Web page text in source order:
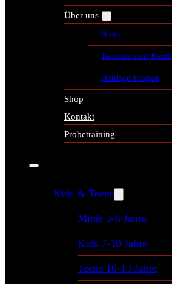
Über uns
News
Termine und
Häufige Fragen
Shop
Kontakt
Probetraining
Kids & Teens
Minis 3-6 Jahre
Kids 7-10 Jahre
Teens 10-13 Jahre